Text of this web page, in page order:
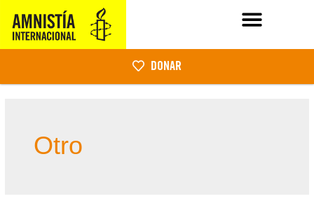
DONAR
Otro